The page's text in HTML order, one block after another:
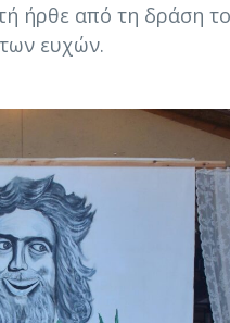
ήρθε από τη δράση
ευχών.